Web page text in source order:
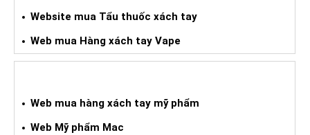
Website mua Tẩu thuốc xách tay
Web mua Hàng xách tay Vape
Web mua hàng xách tay mỹ phẩm
Web Mỹ phẩm Mac